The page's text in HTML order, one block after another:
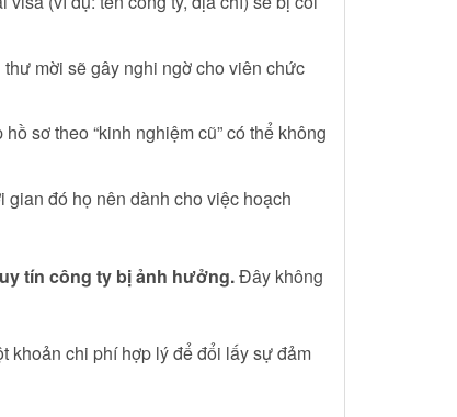
mời sẽ gây nghi ngờ cho viên chức
sơ theo “kinh nghiệm cũ” có thể không
đó họ nên dành cho việc hoạch
tín công ty bị ảnh hưởng.Đây không
khoản chi phí hợp lý để đổi lấy sự đảm